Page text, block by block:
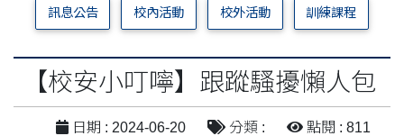
訊息公告 校內活動 校外活動 訓練課程
【校安小叮嚀】跟蹤騷擾懶人包
日期 : 2024-06-20 分類 : 點閱 : 811